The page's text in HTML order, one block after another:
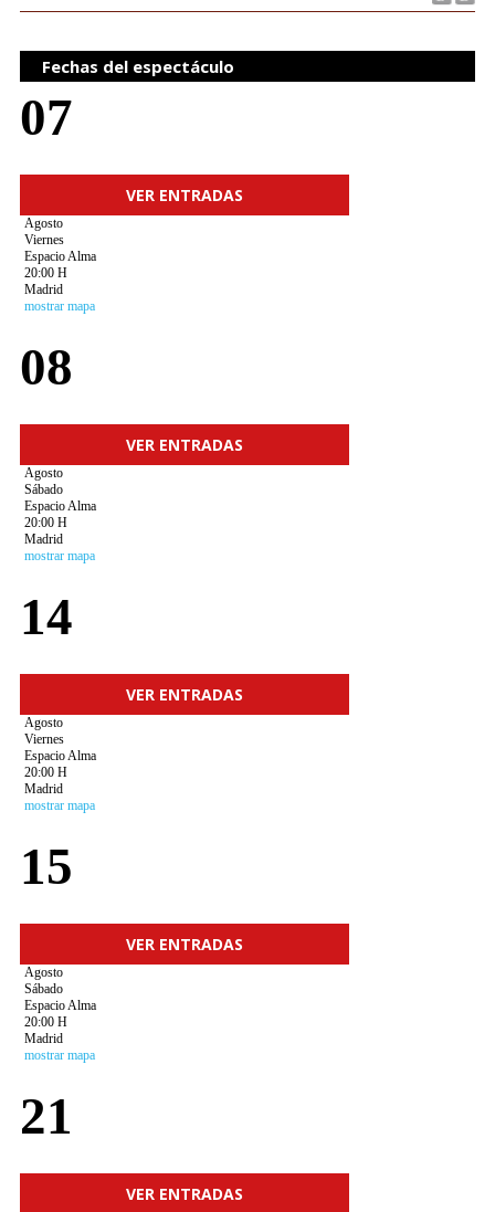
Fechas del espectáculo
07
VER ENTRADAS
Agosto
Viernes
Espacio Alma
20:00 H
Madrid
mostrar mapa
08
VER ENTRADAS
Agosto
Sábado
Espacio Alma
20:00 H
Madrid
mostrar mapa
14
VER ENTRADAS
Agosto
Viernes
Espacio Alma
20:00 H
Madrid
mostrar mapa
15
VER ENTRADAS
Agosto
Sábado
Espacio Alma
20:00 H
Madrid
mostrar mapa
21
VER ENTRADAS